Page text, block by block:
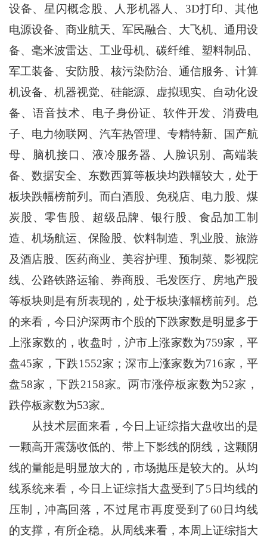
设备、星闪概念股、人形机器人、3D打印、其他
电源设备、商业航天、军民融合、大飞机、通用设
备、毫米波雷达、工业母机、碳纤维、塑料制品、
军工装备、安防股、核污染防治、通信服务、计算
机设备、机器视觉、硅能源、虚拟现实、自动化设
备、语音技术、电子身份证、软件开发、消费电
子、电力物联网、汽车热管理、专精特新、国产航
母、脑机接口、液冷服务器、人脸识别、高端装
备、数据安全、东数西算等板块均跌幅较大，处于
板块跌幅榜前列。而白酒股、免税店、电力股、煤
炭股、零售股、超级品牌、银行股、食品加工制
造、机场航运、保险股、饮料制造、乳业股、旅游
及酒店股、医药商业、美容护理、预制菜、影视院
线、公路铁路运输、券商股、毛发医疗、房地产股
等板块则是有所表现的，处于板块涨幅榜前列。总
的来看，今日沪深两市个股的下跌家数是明显多于
上涨家数的，收盘时，沪市上涨家数为759家，平
盘45家，下跌1552家；深市上涨家数为716家，平
盘58家，下跌2158家。两市涨停板家数为52家，
跌停板家数为53家。
从技术层面来看，今日上证综指大盘收出的是
一颗高开震荡收低的、带上下影线的阴线，这颗阴
线的量能是明显放大的，市场抛压是较大的。从均
线系统来看，今日上证综指大盘受到了5日均线的
压制，冲高回落，不过尾市再度受到了60日均线
的支撑，有所企稳。从周线来看，本周上证综指大